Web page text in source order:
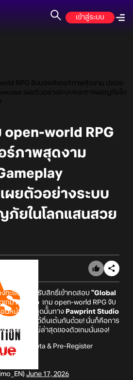
เข้าสู่ระบบ
RPG จับมอนสเตอร์ภาพสุดงาม ปล่อย
เผยตัวอย่างระบบและการผจญภัยใน
open-world RPG
ร์ภาพสุดงาม
ผยตัวอย่างระบบ
ภัยในโลกแสนสวย
งทะเเบียนลุ้นรับสิทธิ์เข้าทดสอบ "Global
เกมAniimo เกม open-world RPG จับ
อนหน้านี้ ล่าสุดนัั้นทาง Pawprint Studio
หล่าผู้รอคอยได้ตื่นเต้นกันด้วย! นั่นก็คือการ
ตัวใหม่ล่าสุดของตัวเกมนั่นเอง!
Closed Beta & Pre-Register
June 17, 2026